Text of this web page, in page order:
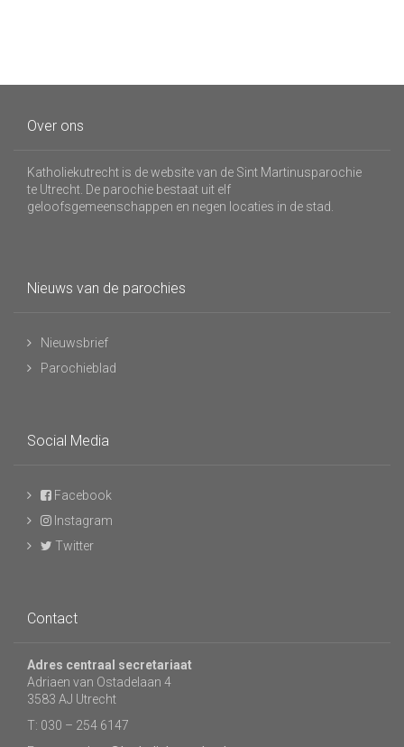
Over ons
Katholiekutrecht is de website van de Sint Martinusparochie
te Utrecht. De parochie bestaat uit elf
geloofsgemeenschappen en negen locaties in de stad.
Nieuws van de parochies
Nieuwsbrief
Parochieblad
Social Media
Facebook
Instagram
Twitter
Contact
Adres centraal secretariaat
Adriaen van Ostadelaan 4
3583 AJ Utrecht
T: 030 – 254 6147